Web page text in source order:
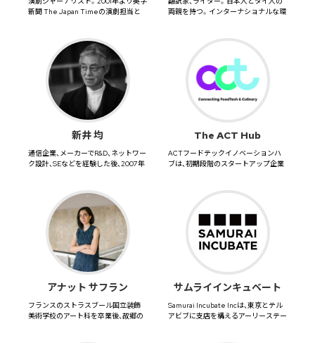
新聞 The Japan Timeの演劇担当と
両親を持つ。インターナショナルな環
新井 均
通信企業、メーカーでR&D、ネットワー
ク設計、SEなどを経験した後、2007年
The ACT Hub
ACTフードテックイノベーションハ
ブは、初期段階のスタートアップ企業
アナット サフラン
フランスのストラスブール国立装飾
美術学校のアート科を卒業後、故郷の
サムライインキュベート
Samurai Incubate Incは、東京とテル
アビブに支店を構えるアーリーステー